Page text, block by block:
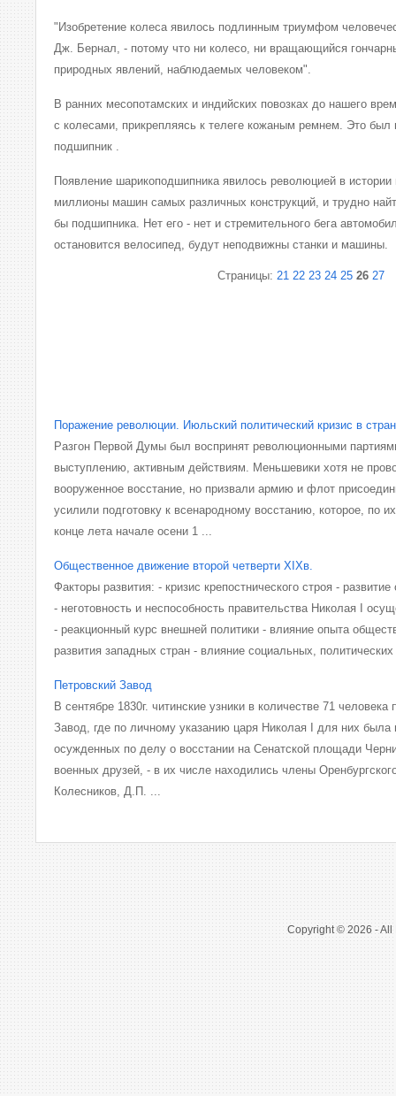
"Изобретение колеса явилось подлинным триумфом
Дж. Бернал, - потому что ни колесо, ни вращающийся
природных явлений, наблюдаемых человеком".
В ранних месопотамских и индийских повозках до нашего
с колесами, прикрепляясь к телеге кожаным ремнем. Это был
подшипник .
Появление шарикоподшипника явилось революцией в
миллионы машин самых различных конструкций, и трудно
бы подшипника. Нет его - нет и стремительного бега
остановится велосипед, будут неподвижны станки и машины.
Страницы: 21 22 23 24 25 26 27
Поражение революции. Июльский политический кризис в
Разгон Первой Думы был воспринят революционными
выступлению, активным действиям. Меньшевики хотя не
вооруженное восстание, но призвали армию и флот
усилили подготовку к всенародному восстанию, которое, по
конце лета начале осени 1 ...
Общественное движение второй четверти XIXв.
Факторы развития: - кризис крепостнического строя -
- неготовность и неспособность правительства Николая I
- реакционный курс внешней политики - влияние опыта
развития западных стран - влияние социальных,
Петровский Завод
В сентябре 1830г. читинские узники в количестве 71
Завод, где по личному указанию царя Николая I для них
осужденных по делу о восстании на Сенатской площади
военных друзей, - в их числе находились члены
Колесников, Д.П. ...
Copyright © 2026 - All